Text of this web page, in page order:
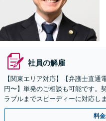
社員の解雇
【関東エリア対応】【弁護士直
円〜】単発のご相談も可能です。
ラブルまでスピーディーに対応し
間・当日相談可】
料